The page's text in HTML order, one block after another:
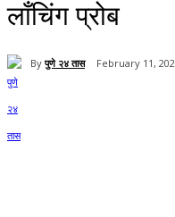
लाँचिंग प्रोब
By पुणे २४ तास February 11,